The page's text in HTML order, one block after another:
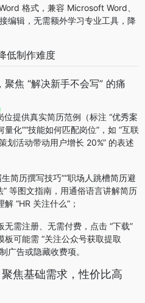
格式，兼容 Microsoft Word、
编辑，无需额外学习专业工具，降
低制作难度
，聚焦 “解决新手不会写” 的痛
位提供真实简历范例（标注 “优秀案
化”“技能如何匹配岗位”，如 “互联
划活动带动用户增长 20%” 的表述
生简历撰写技巧”“职场人跳槽简历避
” 等图文指南，用通俗语言讲解简历
“HR 关注什么”；
无需注册、无需付费，点击 “下载”
可能需 “关注公众号获取提取
广告或隐藏收费项。
焦基础需求，性价比高